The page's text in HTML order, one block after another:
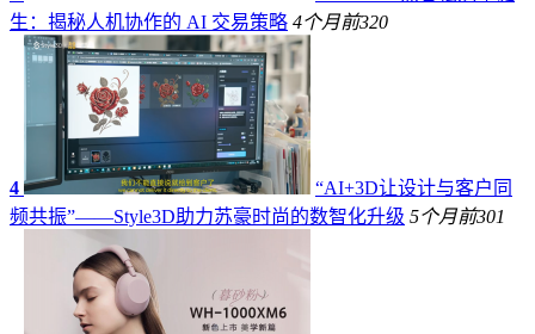
生：揭秘人机协作的 AI 交易策略 4个月前320
4
“AI+3D让设计与客户同
频共振”——Style3D助力苏豪时尚的数智化升级 5个月前301